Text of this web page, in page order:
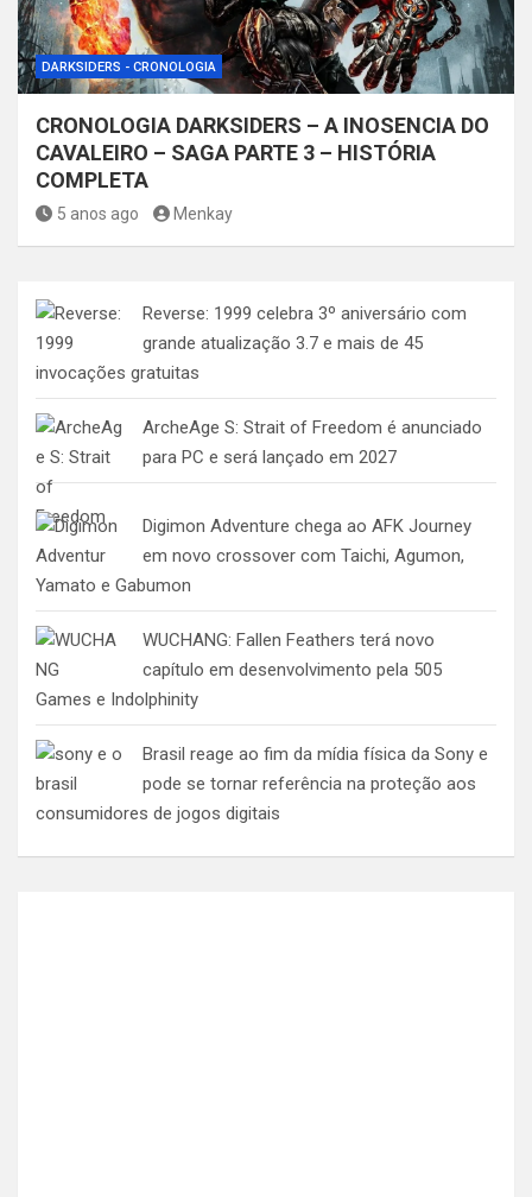
DARKSIDERS - CRONOLOGIA
CRONOLOGIA DARKSIDERS – A INOSENCIA DO
CAVALEIRO – SAGA PARTE 3 – HISTÓRIA
COMPLETA
5 anos ago Menkay
Reverse: 1999 celebra 3º aniversário com
grande atualização 3.7 e mais de 45
invocações gratuitas
ArcheAge S: Strait of Freedom é anunciado
para PC e será lançado em 2027
Digimon Adventure chega ao AFK Journey
em novo crossover com Taichi, Agumon,
Yamato e Gabumon
WUCHANG: Fallen Feathers terá novo
capítulo em desenvolvimento pela 505
Games e Indolphinity
Brasil reage ao fim da mídia física da Sony e
pode se tornar referência na proteção aos
consumidores de jogos digitais